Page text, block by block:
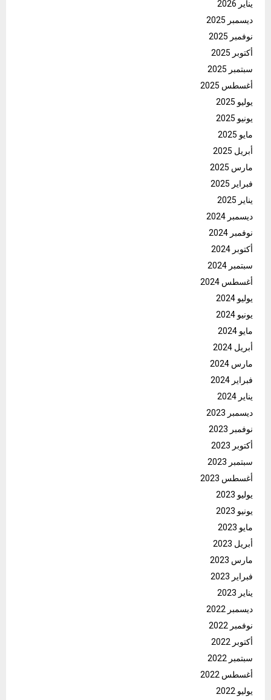
يناير 2026
ديسمبر 2025
نوفمبر 2025
أكتوبر 2025
سبتمبر 2025
أغسطس 2025
يوليو 2025
يونيو 2025
مايو 2025
أبريل 2025
مارس 2025
فبراير 2025
يناير 2025
ديسمبر 2024
نوفمبر 2024
أكتوبر 2024
سبتمبر 2024
أغسطس 2024
يوليو 2024
يونيو 2024
مايو 2024
أبريل 2024
مارس 2024
فبراير 2024
يناير 2024
ديسمبر 2023
نوفمبر 2023
أكتوبر 2023
سبتمبر 2023
أغسطس 2023
يوليو 2023
يونيو 2023
مايو 2023
أبريل 2023
مارس 2023
فبراير 2023
يناير 2023
ديسمبر 2022
نوفمبر 2022
أكتوبر 2022
سبتمبر 2022
أغسطس 2022
يوليو 2022